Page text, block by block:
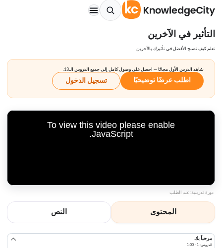
التأثير في الآخرين
تعلم كيف تصبح الأفضل في تأثيرك بالأخرين
شاهد الدرس الأول مجانًا — احصل على وصول كامل إلى جميع الدروس الـ13.
اطلب عرضًا توضيحيًا تسجيل الدخول
To view this video please enable
JavaScript.
دورة تدريبية: عند الطلب
المحتوى النص
مرحباً بك
الدروس: 1 · 1:00